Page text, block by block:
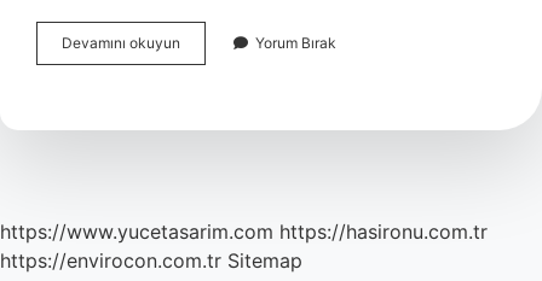
Devamını okuyun Beytülhikme
Nedir
Yorum Bırak
https://www.yucetasarim.com https://hasironu.com.tr
https://envirocon.com.tr Sitemap